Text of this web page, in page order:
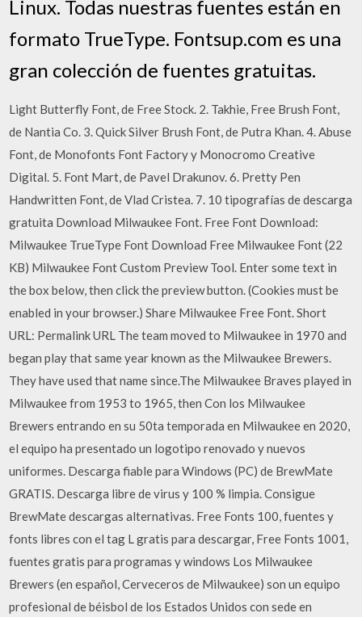
Linux. Todas nuestras fuentes están en
formato TrueType. Fontsup.com es una
gran colección de fuentes gratuitas.
Light Butterfly Font, de Free Stock. 2. Takhie, Free Brush Font,
de Nantia Co. 3. Quick Silver Brush Font, de Putra Khan. 4. Abuse
Font, de Monofonts Font Factory y Monocromo Creative
Digital. 5. Font Mart, de Pavel Drakunov. 6. Pretty Pen
Handwritten Font, de Vlad Cristea. 7. 10 tipografías de descarga
gratuita Download Milwaukee Font. Free Font Download:
Milwaukee TrueType Font Download Free Milwaukee Font (22
KB) Milwaukee Font Custom Preview Tool. Enter some text in
the box below, then click the preview button. (Cookies must be
enabled in your browser.) Share Milwaukee Free Font. Short
URL: Permalink URL The team moved to Milwaukee in 1970 and
began play that same year known as the Milwaukee Brewers.
They have used that name since.The Milwaukee Braves played in
Milwaukee from 1953 to 1965, then Con los Milwaukee
Brewers entrando en su 50ta temporada en Milwaukee en 2020,
el equipo ha presentado un logotipo renovado y nuevos
uniformes. Descarga fiable para Windows (PC) de BrewMate
GRATIS. Descarga libre de virus y 100 % limpia. Consigue
BrewMate descargas alternativas. Free Fonts 100, fuentes y
fonts libres con el tag L gratis para descargar, Free Fonts 1001,
fuentes gratis para programas y windows Los Milwaukee
Brewers (en español, Cerveceros de Milwaukee) son un equipo
profesional de béisbol de los Estados Unidos con sede en